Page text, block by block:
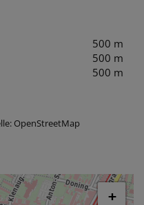
500 m
500 m
500 m
OpenStreetMap
+